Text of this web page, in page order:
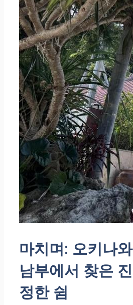
마치며: 오키나와
남부에서 찾은 진
정한 쉼